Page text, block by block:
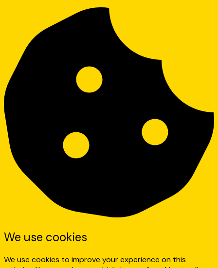
We use cookies
We use cookies to improve your experience on this